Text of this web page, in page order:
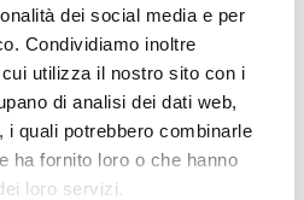
dei social media e per
Condividiamo inoltre
utilizza il nostro sito con i
di analisi dei dati web,
i quali potrebbero combinarle
ha fornito loro o che hanno
loro servizi.
War: Global